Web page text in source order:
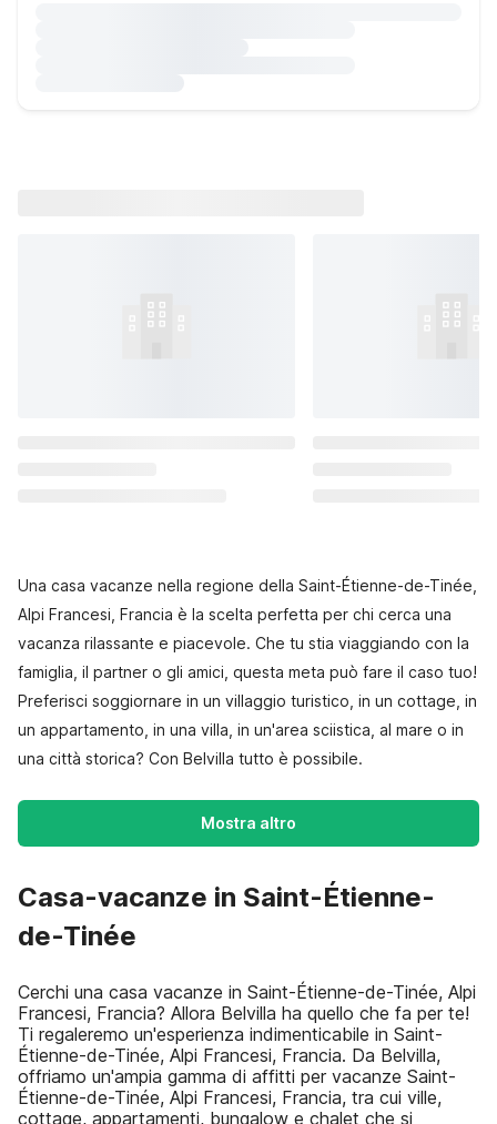
Una casa vacanze nella regione della Saint-Étienne-de-Tinée,
Alpi Francesi, Francia è la scelta perfetta per chi cerca una
vacanza rilassante e piacevole. Che tu stia viaggiando con la
famiglia, il partner o gli amici, questa meta può fare il caso tuo!
Preferisci soggiornare in un villaggio turistico, in un cottage, in
un appartamento, in una villa, in un'area sciistica, al mare o in
una città storica? Con Belvilla tutto è possibile.
Mostra altro
Casa-vacanze in Saint-Étienne-
de-Tinée
Cerchi una casa vacanze in Saint-Étienne-de-Tinée, Alpi
Francesi, Francia? Allora Belvilla ha quello che fa per te!
Ti regaleremo un'esperienza indimenticabile in Saint-
Étienne-de-Tinée, Alpi Francesi, Francia. Da Belvilla,
offriamo un'ampia gamma di affitti per vacanze Saint-
Étienne-de-Tinée, Alpi Francesi, Francia, tra cui ville,
cottage, appartamenti, bungalow e chalet che si